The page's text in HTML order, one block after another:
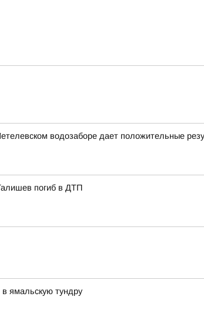
водозаборе дает положительные
погиб в ДТП
ямальскую тундру